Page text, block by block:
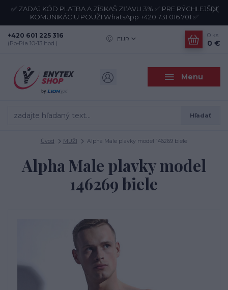
✅ ZADAJ KÓD PLATBA A ZÍSKAŠ ZĽAVU 3% ✅ PRE RÝCHLEJŠIU
KOMUNIKÁCIU POUŽI WhatsApp +420 731 016 701 ✅
Menu
EUR
Hľadať
+420 601 225 316
(Po-Pia 10-13 hod.)
0 ks
0 €
Úvod MUŽI Alpha Male plavky model 146269 biele
Alpha Male plavky model
146269 biele